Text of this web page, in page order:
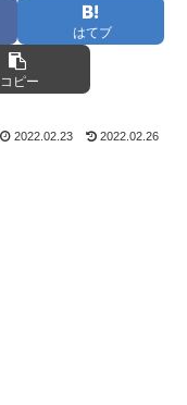
はてブ
コピー
2022.02.23 2022.02.26